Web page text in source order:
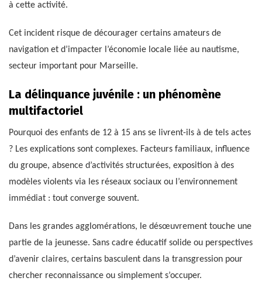
à cette activité.
Cet incident risque de décourager certains amateurs de
navigation et d’impacter l’économie locale liée au nautisme,
secteur important pour Marseille.
La délinquance juvénile : un phénomène
multifactoriel
Pourquoi des enfants de 12 à 15 ans se livrent-ils à de tels actes
? Les explications sont complexes. Facteurs familiaux, influence
du groupe, absence d’activités structurées, exposition à des
modèles violents via les réseaux sociaux ou l’environnement
immédiat : tout converge souvent.
Dans les grandes agglomérations, le désœuvrement touche une
partie de la jeunesse. Sans cadre éducatif solide ou perspectives
d’avenir claires, certains basculent dans la transgression pour
chercher reconnaissance ou simplement s’occuper.